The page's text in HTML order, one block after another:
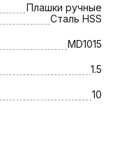
Плашки ручные
Сталь HSS
MD1015
1.5
10